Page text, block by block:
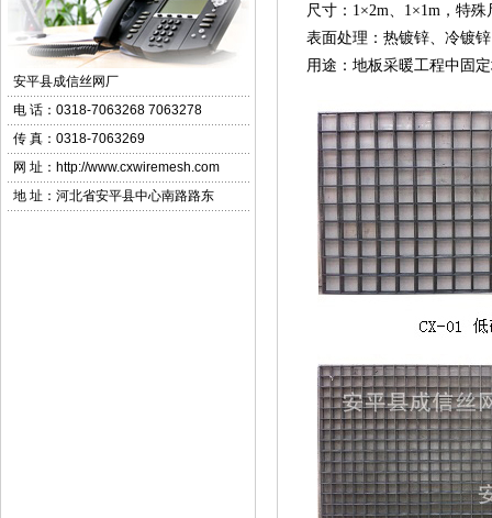
安平县成信丝网厂
电 话： 0318-7063268 7063278
传 真： 0318-7063269
网 址： http://www.cxwiremesh.com
地 址：河北省安平县中心南路路东
尺寸：1×2m、1×1m，特
表面处理：热镀锌、冷镀
用途：地板采暖工程中固